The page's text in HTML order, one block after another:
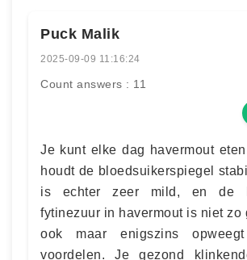
Puck Malik
2025-09-09 11:16:24
Count answers : 11
Je kunt elke dag havermout
houdt de bloedsuikerspiegel
is echter zeer mild, en de
fytinezuur in havermout is niet zo
ook maar enigszins
voordelen. Je gezond